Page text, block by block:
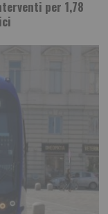
per 1,78